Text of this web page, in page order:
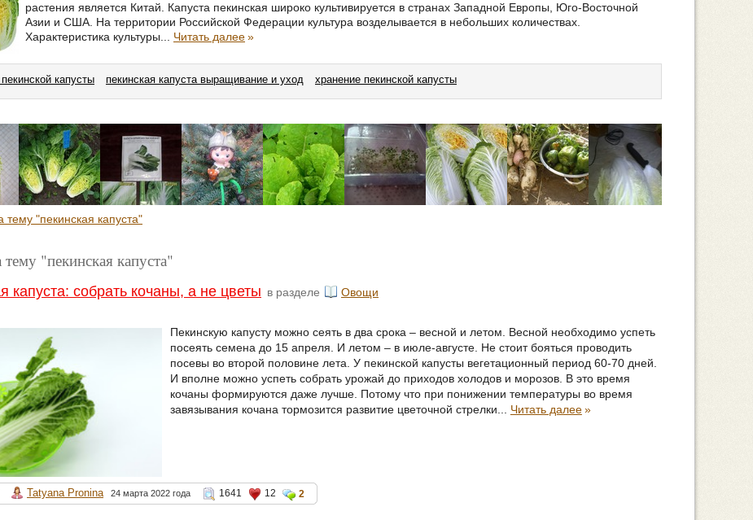
растения является Китай. Капуста пекинская широко культивируется в странах Западной Европы, Юго-Восточной
Азии и США. На территории Российской Федерации культура возделывается в небольших количествах.
Характеристика культуры... Читать далее»
капусты пекинская капуста выращивание и уход хранение пекинской капусты
тему "пекинская капуста"
тему "пекинская капуста"
капуста: собрать кочаны, а не цветы в разделе Овощи
Пекинскую капусту можно сеять в два срока – весной и летом. Весной необходимо успеть
посеять семена до 15 апреля. И летом – в июле-августе. Не стоит бояться проводить
посевы во второй половине лета. У пекинской капусты вегетационный период 60-70 дней.
И вполне можно успеть собрать урожай до приходов холодов и морозов. В это время
кочаны формируются даже лучше. Потому что при понижении температуры во время
завязывания кочана тормозится развитие цветочной стрелки... Читать далее»
Tatyana Pronina 24 марта 2022 года 1641 12 2